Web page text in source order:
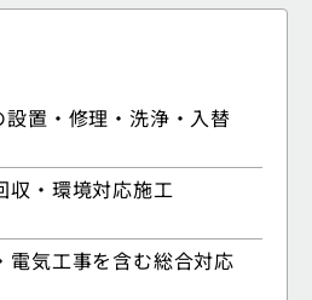
設置・修理・洗浄・入替
収・環境対応施工
電気工事を含む総合対応